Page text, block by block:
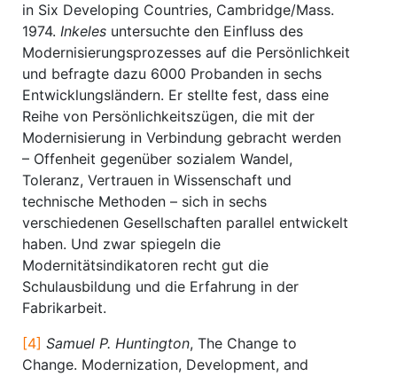
in Six Developing Countries, Cambridge/Mass.
1974. Inkeles untersuchte den Einfluss des
Modernisierungsprozesses auf die Persönlichkeit
und befragte dazu 6000 Probanden in sechs
Entwicklungsländern. Er stellte fest, dass eine
Reihe von Persönlichkeitszügen, die mit der
Modernisierung in Verbindung gebracht werden
– Offenheit gegenüber sozialem Wandel,
Toleranz, Vertrauen in Wissenschaft und
technische Methoden – sich in sechs
verschiedenen Gesellschaften parallel entwickelt
haben. Und zwar spiegeln die
Modernitätsindikatoren recht gut die
Schulausbildung und die Erfahrung in der
Fabrikarbeit.
[4] Samuel P. Huntington, The Change to
Change. Modernization, Development, and